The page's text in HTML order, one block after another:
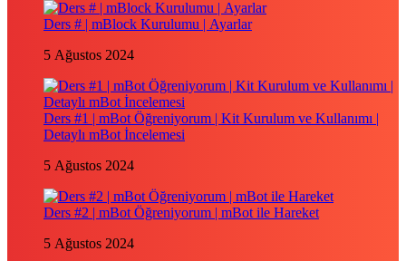
Ders # | mBlock Kurulumu | Ayarlar
5 Ağustos 2024
Ders #1 | mBot Öğreniyorum | Kit Kurulum ve Kullanımı |
Detaylı mBot İncelemesi
5 Ağustos 2024
Ders #2 | mBot Öğreniyorum | mBot ile Hareket
5 Ağustos 2024